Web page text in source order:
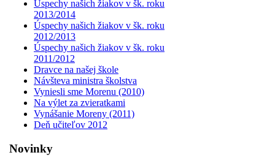
Úspechy našich žiakov v šk. roku
2013/2014
Úspechy našich žiakov v šk. roku
2012/2013
Úspechy našich žiakov v šk. roku
2011/2012
Dravce na našej škole
Návšteva ministra školstva
Vyniesli sme Morenu (2010)
Na výlet za zvieratkami
Vynášanie Moreny (2011)
Deň učiteľov 2012
Novinky